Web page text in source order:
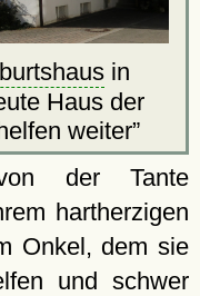
in
Haus der
weiter
der Tante
hartherzigen
Onkel, dem sie
und schwer